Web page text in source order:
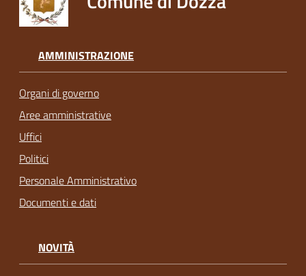
AMMINISTRAZIONE
Organi di governo
Aree amministrative
Uffici
Politici
Personale Amministrativo
Documenti e dati
NOVITÀ